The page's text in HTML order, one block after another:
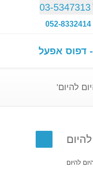
03-5347313
052-8332414
להיום